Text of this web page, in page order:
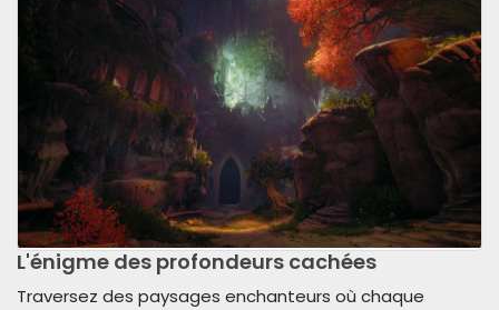
L'énigme des profondeurs cachées
Traversez des paysages enchanteurs où chaque